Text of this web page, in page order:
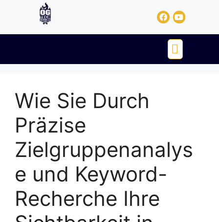
Wie Sie Durch
Präzise
Zielgruppenanalys
e und Keyword-
Recherche Ihre
Sichtbarkeit in
Nischenmärkten